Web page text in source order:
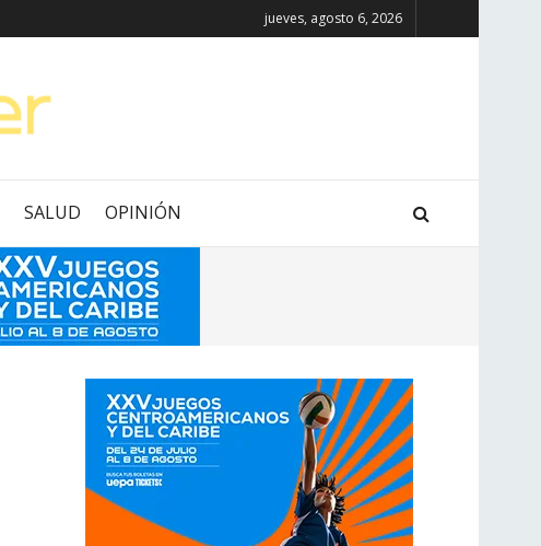
jueves, agosto 6, 2026
SALUD OPINIÓN